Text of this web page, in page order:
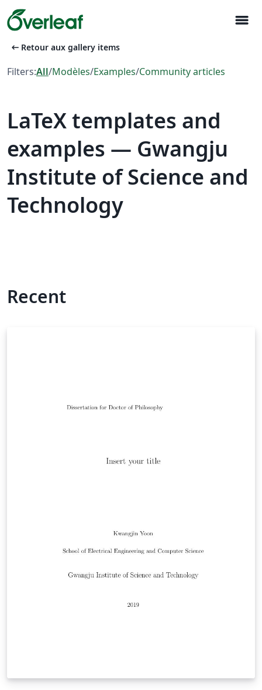
menu
arrow_left_alt Retour aux gallery items
Filters:All/Modèles/Examples/Community articles
LaTeX templates and
examples — Gwangju
Institute of Science and
Technology
Recent